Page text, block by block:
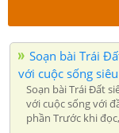
Soạn bài Trái
với cuộc sống
Soạn bài Trái Đất
với cuộc sống với
phần Trước khi